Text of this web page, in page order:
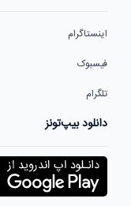
اینستاگرام
فیسبوک
تلگرام
دانلود بیپ‌تونز